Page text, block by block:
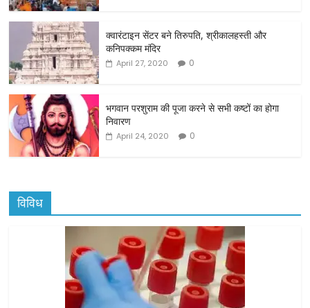
o
o
k
क्वारंटाइन सेंटर बने तिरुपति, श्रीकालहस्ती और
कनिपक्कम मंदिर
April 27, 2020 0
भगवान परशुराम की पूजा करने से सभी कष्टों का होगा
निवारण
April 24, 2020 0
विविध